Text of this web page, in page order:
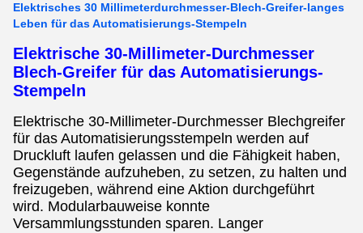
Elektrisches 30 Millimeterdurchmesser-Blech-Greifer-langes
Leben für das Automatisierungs-Stempeln
Elektrische 30-Millimeter-Durchmesser
Blech-Greifer für das Automatisierungs-
Stempeln
Elektrische 30-Millimeter-Durchmesser Blechgreifer
für das Automatisierungsstempeln werden auf
Druckluft laufen gelassen und die Fähigkeit haben,
Gegenstände aufzuheben, zu setzen, zu halten und
freizugeben, während eine Aktion durchgeführt
wird. Modularbauweise konnte
Versammlungsstunden sparen. Langer